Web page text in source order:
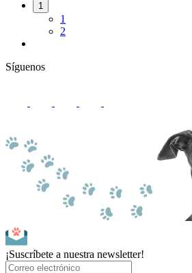
1
1
2
Síguenos
¡Suscríbete a nuestra newsletter!